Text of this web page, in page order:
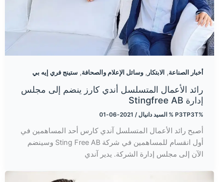
أخبار الصناعة, الابتكار , وسائل الإعلام والصحافة, ستينج فري إيه بي
رائد الأعمال المتسلسل أندي كارز ينضم إلى مجلس
إدارة Stingfree AB
%P3TP3T % السيد دانيال/
2021-06-01
أصبح رائد الأعمال المتسلسل آندي كارس أحد المساهمين في
أول انقسام للمساهمين في شركة Sting Free AB وسينضم
الآن إلى مجلس إدارة الشركة. يدير آندي